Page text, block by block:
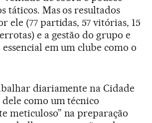
táticos. Mas os resultados
ele (77 partidas, 57 vitórias, 15
e a gestão do grupo e
essencial em um clube como o
diariamente na Cidade
como um técnico
meticuloso” na preparação